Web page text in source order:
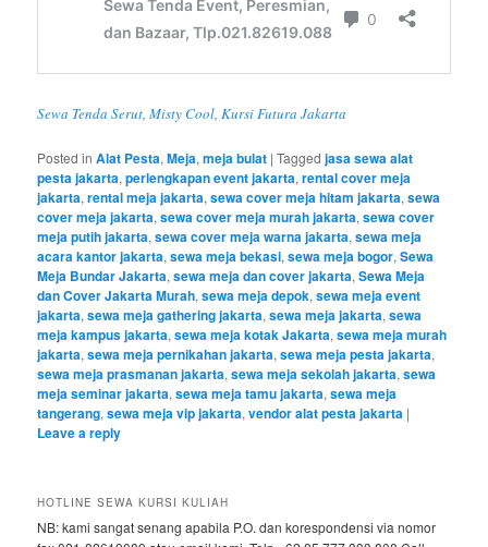
Sewa Tenda Serut, Misty Cool, Kursi Futura Jakarta
Posted in Alat Pesta,Meja,meja bulat |Tagged jasa sewa alat
pesta jakarta,perlengkapan event jakarta,rental cover meja
jakarta,rental meja jakarta,sewa cover meja hitam jakarta,sewa
cover meja jakarta,sewa cover meja murah jakarta,sewa cover
meja putih jakarta,sewa cover meja warna jakarta,sewa meja
acara kantor jakarta,sewa meja bekasi,sewa meja bogor,Sewa
Meja Bundar Jakarta,sewa meja dan cover jakarta,Sewa Meja
dan Cover Jakarta Murah,sewa meja depok,sewa meja event
jakarta,sewa meja gathering jakarta,sewa meja jakarta,sewa
meja kampus jakarta,sewa meja kotak Jakarta,sewa meja murah
jakarta,sewa meja pernikahan jakarta,sewa meja pesta jakarta,
sewa meja prasmanan jakarta,sewa meja sekolah jakarta,sewa
meja seminar jakarta,sewa meja tamu jakarta,sewa meja
tangerang,sewa meja vip jakarta,vendor alat pesta jakarta |
Leave a reply
HOTLINE SEWA KURSI KULIAH
NB: kami sangat senang apabila P.O. dan korespondensi via nomor